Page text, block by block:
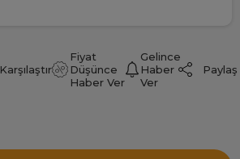
Karşılaştır
Fiyat
Düşünce
Haber Ver
Gelince
Haber
Ver
Paylaş